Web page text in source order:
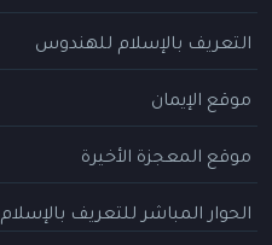
التعريف بالإسلام للهندوس
موقع الإيمان
موقع المعجزة الأخيرة
الحوار المباشر للتعريف بالإسلام